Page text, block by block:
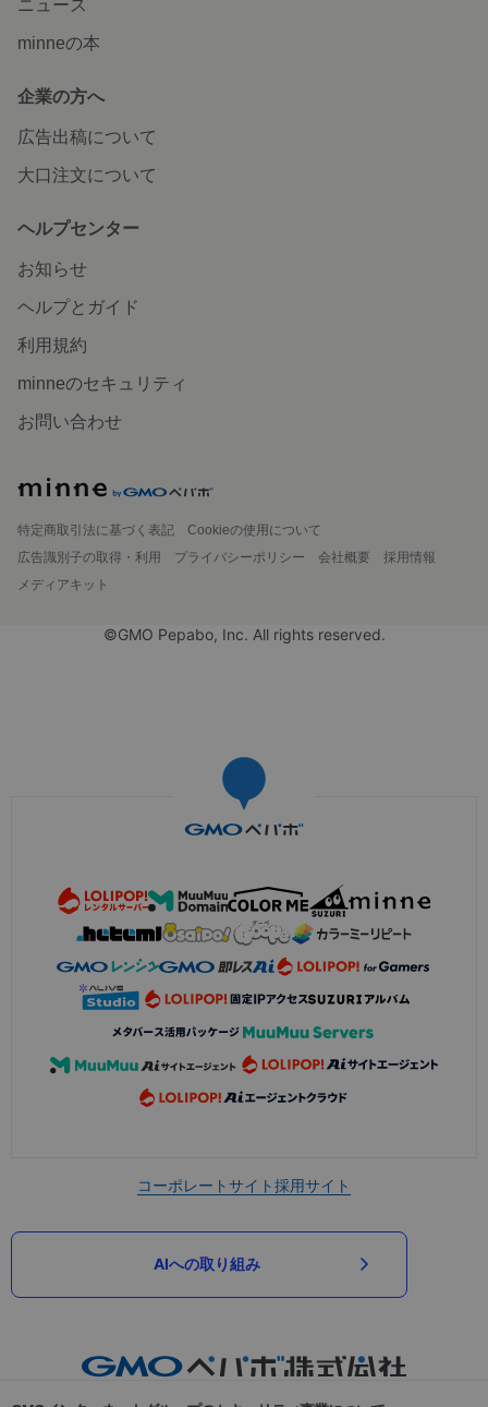
ニュース
minneの本
企業の方へ
広告出稿について
大口注文について
ヘルプセンター
お知らせ
ヘルプとガイド
利用規約
minneのセキュリティ
お問い合わせ
特定商取引法に基づく表記
Cookieの使用について
広告識別子の取得・利用
プライバシーポリシー 会社概要
採用情報
メディアキット
©GMO Pepabo, Inc. All rights reserved.
コーポレートサイト採用サイト
AIへの取り組み